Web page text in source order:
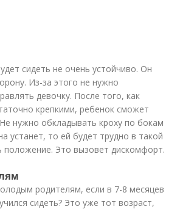
сидеть не очень устойчиво. Он
Из-за этого не нужно
девочку. После того, как
крепкими, ребенок сможет
нужно обкладывать кроху по бокам
устанет, то ей будет трудно в такой
положение. Это вызовет дискомфорт.
родителям, если в 7-8 месяцев
сидеть? Это уже тот возраст,